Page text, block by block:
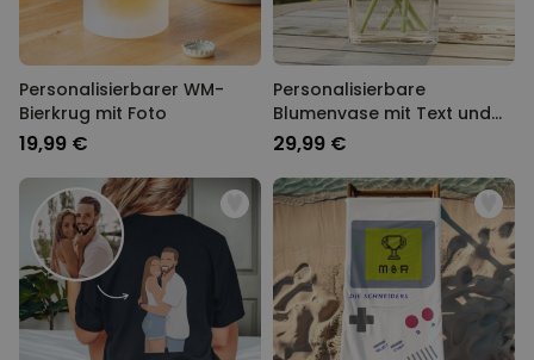
Personalisierbarer WM-
Bierkrug mit Foto
19,99 €
Personalisierbare
Blumenvase mit Text und
Symbol
29,99 €